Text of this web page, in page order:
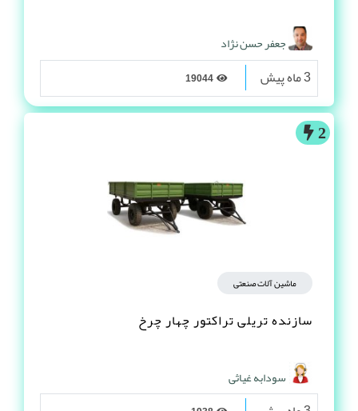
جعفر حسن نژاد
3 ماه پیش
2
ماشین آلات صنعتی
سازنده تریلی تراکتور چهار چرخ
سودابه غیاثی